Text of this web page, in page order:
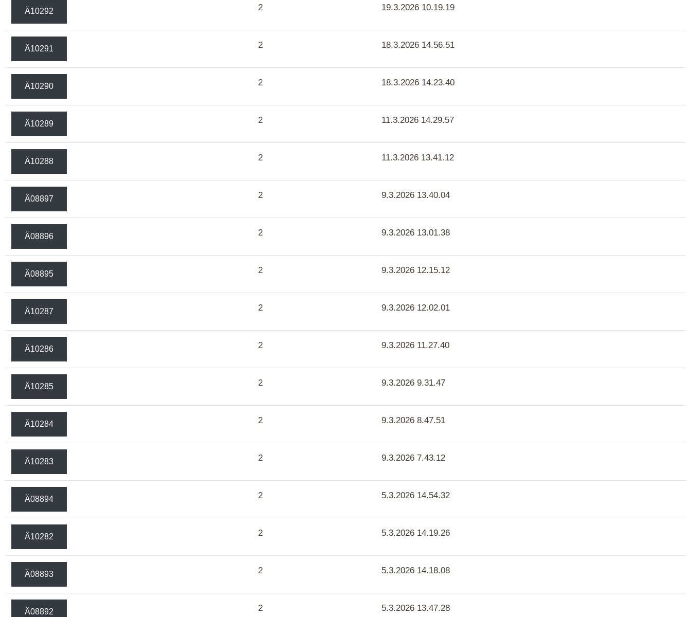
Ä10292 2 19.3.2026 10.19.19
Ä10291 2 18.3.2026 14.56.51
Ä10290 2 18.3.2026 14.23.40
Ä10289 2 11.3.2026 14.29.57
Ä10288 2 11.3.2026 13.41.12
Ä08897 2 9.3.2026 13.40.04
Ä08896 2 9.3.2026 13.01.38
Ä08895 2 9.3.2026 12.15.12
Ä10287 2 9.3.2026 12.02.01
Ä10286 2 9.3.2026 11.27.40
Ä10285 2 9.3.2026 9.31.47
Ä10284 2 9.3.2026 8.47.51
Ä10283 2 9.3.2026 7.43.12
Ä08894 2 5.3.2026 14.54.32
Ä10282 2 5.3.2026 14.19.26
Ä08893 2 5.3.2026 14.18.08
Ä08892 2 5.3.2026 13.47.28